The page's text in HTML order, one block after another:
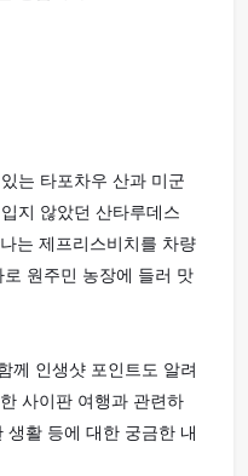
는 타포차우 산과 미군
지 않았던 산타루데스
는 제프리스비치를 차량
원주민 농장에 들러 맛
께 인생샷 포인트도 알려
사이판 여행과 관련하
생활 등에 대한 궁금한 내